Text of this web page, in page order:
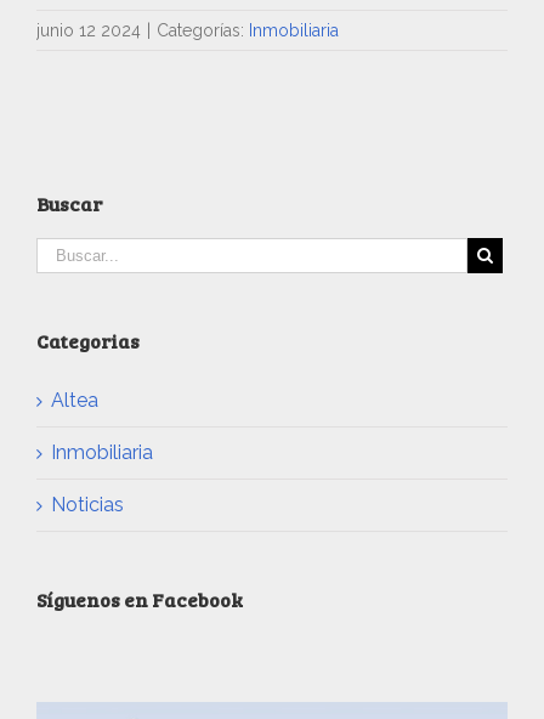
junio 12 2024 Categorías: Inmobiliaria
Buscar
Categorias
Altea
Inmobiliaria
Noticias
Síguenos en Facebook